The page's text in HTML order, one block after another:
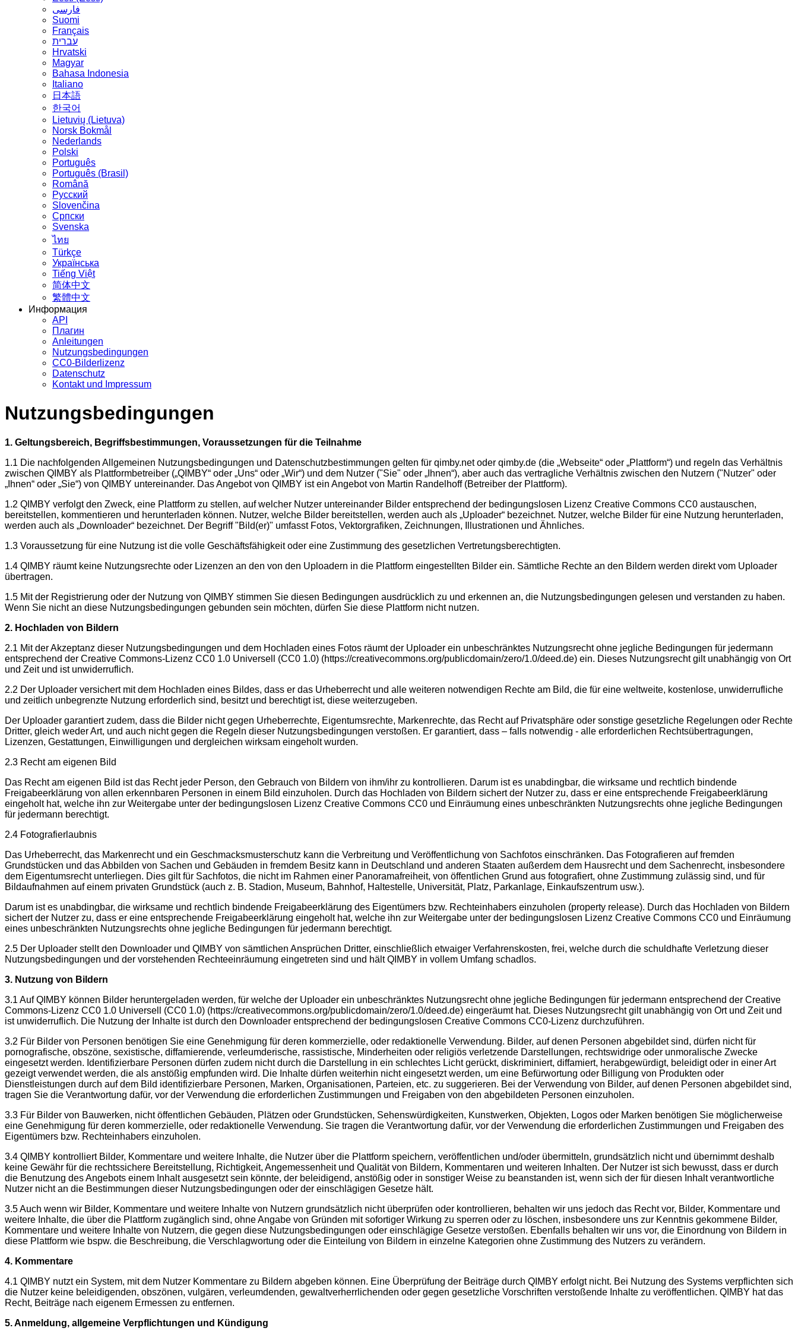
فارسی
Suomi
Français
עברית
Hrvatski
Magyar
Bahasa Indonesia
Italiano
日本語
한국어
Lietuvių (Lietuva)
‪Norsk Bokmål‬
Nederlands
Polski
Português
Português (Brasil)
Română
Русский
Slovenčina
Српски
Svenska
ไทย
Türkçe
Українська
Tiếng Việt
简体中文
繁體中文
Информация
API
Плагин
Anleitungen
Nutzungsbedingungen
CC0-Bilderlizenz
Datenschutz
Kontakt und Impressum
Nutzungsbedingungen
1. Geltungsbereich, Begriffsbestimmungen, Voraussetzungen für die Teilnahme
1.1 Die nachfolgenden Allgemeinen Nutzungsbedingungen und Datenschutzbestimmungen gelten für qimby.net oder qimby.de (die „Webseite“ oder „Plattform“) und regeln das Verhältnis
zwischen QIMBY als Plattformbetreiber („QIMBY“ oder „Uns“ oder „Wir“) und dem Nutzer ("Sie" oder „Ihnen“), aber auch das vertragliche Verhältnis zwischen den Nutzern ("Nutzer" oder
„Ihnen“ oder „Sie“) von QIMBY untereinander. Das Angebot von QIMBY ist ein Angebot von Martin Randelhoff (Betreiber der Plattform).
1.2 QIMBY verfolgt den Zweck, eine Plattform zu stellen, auf welcher Nutzer untereinander Bilder entsprechend der bedingungslosen Lizenz Creative Commons CC0 austauschen,
bereitstellen, kommentieren und herunterladen können. Nutzer, welche Bilder bereitstellen, werden auch als „Uploader“ bezeichnet. Nutzer, welche Bilder für eine Nutzung herunterladen,
werden auch als „Downloader“ bezeichnet. Der Begriff "Bild(er)" umfasst Fotos, Vektorgrafiken, Zeichnungen, Illustrationen und Ähnliches.
1.3 Voraussetzung für eine Nutzung ist die volle Geschäftsfähigkeit oder eine Zustimmung des gesetzlichen Vertretungsberechtigten.
1.4 QIMBY räumt keine Nutzungsrechte oder Lizenzen an den von den Uploadern in die Plattform eingestellten Bilder ein. Sämtliche Rechte an den Bildern werden direkt vom Uploader
übertragen.
1.5 Mit der Registrierung oder der Nutzung von QIMBY stimmen Sie diesen Bedingungen ausdrücklich zu und erkennen an, die Nutzungsbedingungen gelesen und verstanden zu haben.
Wenn Sie nicht an diese Nutzungsbedingungen gebunden sein möchten, dürfen Sie diese Plattform nicht nutzen.
2. Hochladen von Bildern
2.1 Mit der Akzeptanz dieser Nutzungsbedingungen und dem Hochladen eines Fotos räumt der Uploader ein unbeschränktes Nutzungsrecht ohne jegliche Bedingungen für jedermann
entsprechend der Creative Commons-Lizenz CC0 1.0 Universell (CC0 1.0) (https://creativecommons.org/publicdomain/zero/1.0/deed.de) ein. Dieses Nutzungsrecht gilt unabhängig von Ort
und Zeit und ist unwiderruflich.
2.2 Der Uploader versichert mit dem Hochladen eines Bildes, dass er das Urheberrecht und alle weiteren notwendigen Rechte am Bild, die für eine weltweite, kostenlose, unwiderrufliche
und zeitlich unbegrenzte Nutzung erforderlich sind, besitzt und berechtigt ist, diese weiterzugeben.
Der Uploader garantiert zudem, dass die Bilder nicht gegen Urheberrechte, Eigentumsrechte, Markenrechte, das Recht auf Privatsphäre oder sonstige gesetzliche Regelungen oder Rechte
Dritter, gleich weder Art, und auch nicht gegen die Regeln dieser Nutzungsbedingungen verstoßen. Er garantiert, dass – falls notwendig - alle erforderlichen Rechtsübertragungen,
Lizenzen, Gestattungen, Einwilligungen und dergleichen wirksam eingeholt wurden.
2.3 Recht am eigenen Bild
Das Recht am eigenen Bild ist das Recht jeder Person, den Gebrauch von Bildern von ihm/ihr zu kontrollieren. Darum ist es unabdingbar, die wirksame und rechtlich bindende
Freigabeerklärung von allen erkennbaren Personen in einem Bild einzuholen. Durch das Hochladen von Bildern sichert der Nutzer zu, dass er eine entsprechende Freigabeerklärung
eingeholt hat, welche ihn zur Weitergabe unter der bedingungslosen Lizenz Creative Commons CC0 und Einräumung eines unbeschränkten Nutzungsrechts ohne jegliche Bedingungen
für jedermann berechtigt.
2.4 Fotografierlaubnis
Das Urheberrecht, das Markenrecht und ein Geschmacksmusterschutz kann die Verbreitung und Veröffentlichung von Sachfotos einschränken. Das Fotografieren auf fremden
Grundstücken und das Abbilden von Sachen und Gebäuden in fremdem Besitz kann in Deutschland und anderen Staaten außerdem dem Hausrecht und dem Sachenrecht, insbesondere
dem Eigentumsrecht unterliegen. Dies gilt für Sachfotos, die nicht im Rahmen einer Panoramafreiheit, von öffentlichen Grund aus fotografiert, ohne Zustimmung zulässig sind, und für
Bildaufnahmen auf einem privaten Grundstück (auch z. B. Stadion, Museum, Bahnhof, Haltestelle, Universität, Platz, Parkanlage, Einkaufszentrum usw.).
Darum ist es unabdingbar, die wirksame und rechtlich bindende Freigabeerklärung des Eigentümers bzw. Rechteinhabers einzuholen (property release). Durch das Hochladen von Bildern
sichert der Nutzer zu, dass er eine entsprechende Freigabeerklärung eingeholt hat, welche ihn zur Weitergabe unter der bedingungslosen Lizenz Creative Commons CC0 und Einräumung
eines unbeschränkten Nutzungsrechts ohne jegliche Bedingungen für jedermann berechtigt.
2.5 Der Uploader stellt den Downloader und QIMBY von sämtlichen Ansprüchen Dritter, einschließlich etwaiger Verfahrenskosten, frei, welche durch die schuldhafte Verletzung dieser
Nutzungsbedingungen und der vorstehenden Rechteeinräumung eingetreten sind und hält QIMBY in vollem Umfang schadlos.
3. Nutzung von Bildern
3.1 Auf QIMBY können Bilder heruntergeladen werden, für welche der Uploader ein unbeschränktes Nutzungsrecht ohne jegliche Bedingungen für jedermann entsprechend der Creative
Commons-Lizenz CC0 1.0 Universell (CC0 1.0) (https://creativecommons.org/publicdomain/zero/1.0/deed.de) eingeräumt hat. Dieses Nutzungsrecht gilt unabhängig von Ort und Zeit und
ist unwiderruflich. Die Nutzung der Inhalte ist durch den Downloader entsprechend der bedingungslosen Creative Commons CC0-Lizenz durchzuführen.
3.2 Für Bilder von Personen benötigen Sie eine Genehmigung für deren kommerzielle, oder redaktionelle Verwendung. Bilder, auf denen Personen abgebildet sind, dürfen nicht für
pornografische, obszöne, sexistische, diffamierende, verleumderische, rassistische, Minderheiten oder religiös verletzende Darstellungen, rechtswidrige oder unmoralische Zwecke
eingesetzt werden. Identifizierbare Personen dürfen zudem nicht durch die Darstellung in ein schlechtes Licht gerückt, diskriminiert, diffamiert, herabgewürdigt, beleidigt oder in einer Art
gezeigt verwendet werden, die als anstößig empfunden wird. Die Inhalte dürfen weiterhin nicht eingesetzt werden, um eine Befürwortung oder Billigung von Produkten oder
Dienstleistungen durch auf dem Bild identifizierbare Personen, Marken, Organisationen, Parteien, etc. zu suggerieren. Bei der Verwendung von Bilder, auf denen Personen abgebildet sind,
tragen Sie die Verantwortung dafür, vor der Verwendung die erforderlichen Zustimmungen und Freigaben von den abgebildeten Personen einzuholen.
3.3 Für Bilder von Bauwerken, nicht öffentlichen Gebäuden, Plätzen oder Grundstücken, Sehenswürdigkeiten, Kunstwerken, Objekten, Logos oder Marken benötigen Sie möglicherweise
eine Genehmigung für deren kommerzielle, oder redaktionelle Verwendung. Sie tragen die Verantwortung dafür, vor der Verwendung die erforderlichen Zustimmungen und Freigaben des
Eigentümers bzw. Rechteinhabers einzuholen.
3.4 QIMBY kontrolliert Bilder, Kommentare und weitere Inhalte, die Nutzer über die Plattform speichern, veröffentlichen und/oder übermitteln, grundsätzlich nicht und übernimmt deshalb
keine Gewähr für die rechtssichere Bereitstellung, Richtigkeit, Angemessenheit und Qualität von Bildern, Kommentaren und weiteren Inhalten. Der Nutzer ist sich bewusst, dass er durch
die Benutzung des Angebots einem Inhalt ausgesetzt sein könnte, der beleidigend, anstößig oder in sonstiger Weise zu beanstanden ist, wenn sich der für diesen Inhalt verantwortliche
Nutzer nicht an die Bestimmungen dieser Nutzungsbedingungen oder der einschlägigen Gesetze hält.
3.5 Auch wenn wir Bilder, Kommentare und weitere Inhalte von Nutzern grundsätzlich nicht überprüfen oder kontrollieren, behalten wir uns jedoch das Recht vor, Bilder, Kommentare und
weitere Inhalte, die über die Plattform zugänglich sind, ohne Angabe von Gründen mit sofortiger Wirkung zu sperren oder zu löschen, insbesondere uns zur Kenntnis gekommene Bilder,
Kommentare und weitere Inhalte von Nutzern, die gegen diese Nutzungsbedingungen oder einschlägige Gesetze verstoßen. Ebenfalls behalten wir uns vor, die Einordnung von Bildern in
diese Plattform wie bspw. die Beschreibung, die Verschlagwortung oder die Einteilung von Bildern in einzelne Kategorien ohne Zustimmung des Nutzers zu verändern.
4. Kommentare
4.1 QIMBY nutzt ein System, mit dem Nutzer Kommentare zu Bildern abgeben können. Eine Überprüfung der Beiträge durch QIMBY erfolgt nicht. Bei Nutzung des Systems verpflichten sich
die Nutzer keine beleidigenden, obszönen, vulgären, verleumdenden, gewaltverherrlichenden oder gegen gesetzliche Vorschriften verstoßende Inhalte zu veröffentlichen. QIMBY hat das
Recht, Beiträge nach eigenem Ermessen zu entfernen.
5. Anmeldung, allgemeine Verpflichtungen und Kündigung